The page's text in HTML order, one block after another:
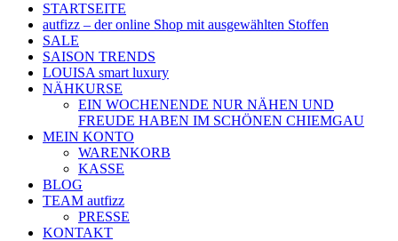
STARTSEITE
autfizz – der online Shop mit ausgewählten Stoffen
SALE
SAISON TRENDS
LOUISA smart luxury
NÄHKURSE
EIN WOCHENENDE NUR NÄHEN UND
FREUDE HABEN IM SCHÖNEN CHIEMGAU
MEIN KONTO
WARENKORB
KASSE
BLOG
TEAM autfizz
PRESSE
KONTAKT